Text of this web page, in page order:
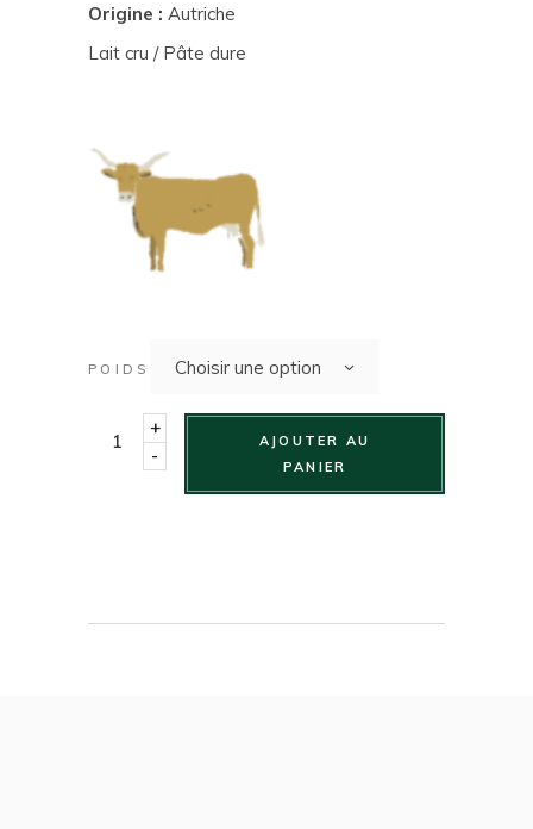
Origine : Autriche
Lait cru / Pâte dure
POIDS Choisir une option
-
+
AJOUTER AU
PANIER